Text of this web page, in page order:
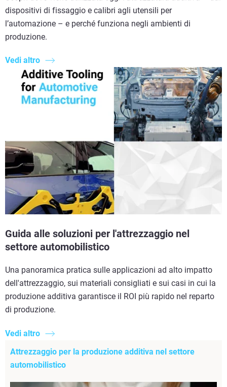
dispositivi di fissaggio e calibri agli utensili per
l’automazione – e perché funziona negli ambienti di
produzione.
Vedi altro
Guida alle soluzioni per l'attrezzaggio nel
settore automobilistico
Una panoramica pratica sulle applicazioni ad alto impatto
dell'attrezzaggio, sui materiali consigliati e sui casi in cui la
produzione additiva garantisce il ROI più rapido nel reparto
di produzione.
Vedi altro
Attrezzaggio per la produzione additiva nel settore
automobilistico